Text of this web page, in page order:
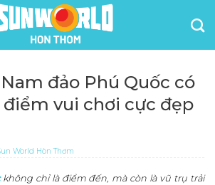
đảo Phú Quốc có
điểm vui chơi cực đẹp
World Hòn Thơm
không chỉ là điểm đến, mà còn là vũ trụ trải